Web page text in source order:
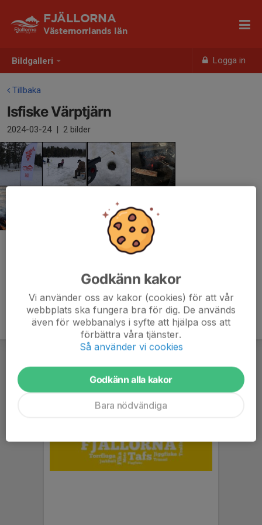
Bildgalleri Logga in
FJÄLLORNA
Västernorrlands län
Tillbaka
Isfiske Värptjärn
2024-03-24 | 2 bilder
Godkänn kakor
Vi använder oss av kakor (cookies) för att vår
webbplats ska fungera bra för dig. De används
även för webbanalys i syfte att hjälpa oss att
förbättra våra tjänster.
Så använder vi cookies
Godkänn alla kakor
Bara nödvändiga